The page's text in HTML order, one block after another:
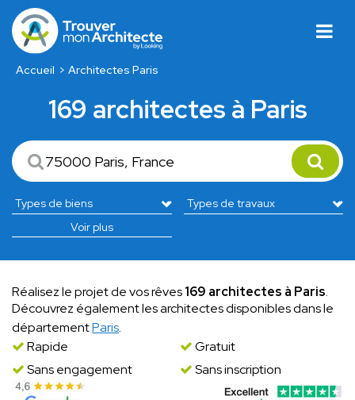
Accueil Architectes Paris
169 architectes à Paris
Voir plus
Réalisez le projet de vos rêves169 architectes à Paris.
Découvrez également les architectes disponibles dans le
départementParis.
Rapide
Gratuit
Sans engagement
Sans inscription